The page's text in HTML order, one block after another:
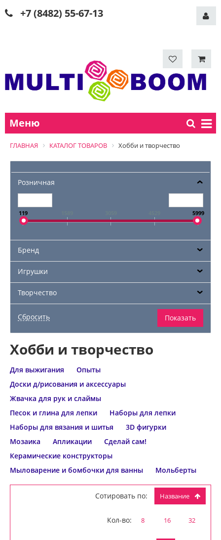
+7 (8482) 55-67-13
Меню
ГЛАВНАЯ КАТАЛОГ ТОВАРОВ Хобби и творчество
Розничная
119 5999
Бренд
Игрушки
Творчество
Хобби и творчество
Для выжигания
Опыты
Доски д/рисования и аксессуары
Жвачка для рук и слаймы
Песок и глина для лепки
Наборы для лепки
Наборы для вязания и шитья
3D фигурки
Мозаика
Апликации
Сделай сам!
Керамические конструкторы
Мыловарение и бомбочки для ванны
Мольберты
Сотировать по: Название
Кол-во: 8 16 32